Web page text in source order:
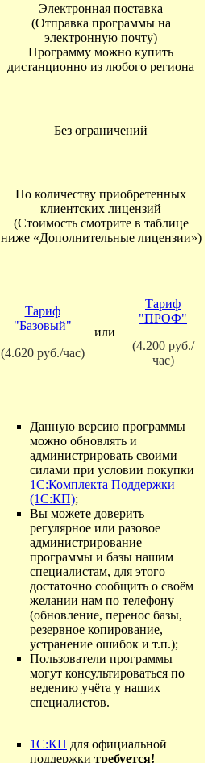
Электронная поставка
(Отправка программы на
электронную почту)
Программу можно купить
дистанционно из любого региона
Без ограничений
По количеству приобретенных
клиентских лицензий
(Стоимость смотрите в таблице
ниже «Дополнительные лицензии»)
Тариф
"Базовый"
(4.620 руб./час)
или
Тариф
"ПРОФ"
(4.200 руб./
час)
Данную версию программы
можно обновлять и
администрировать своими
силами при условии покупки
1С:Комплекта Поддержки
(1С:КП);
Вы можете доверить
регулярное или разовое
администрирование
программы и базы нашим
специалистам, для этого
достаточно сообщить о своём
желании нам по телефону
(обновление, перенос базы,
резервное копирование,
устранение ошибок и т.п.);
Пользователи программы
могут консультироваться по
ведению учёта у наших
специалистов.
1С:КП для официальной
поддержки требуется!